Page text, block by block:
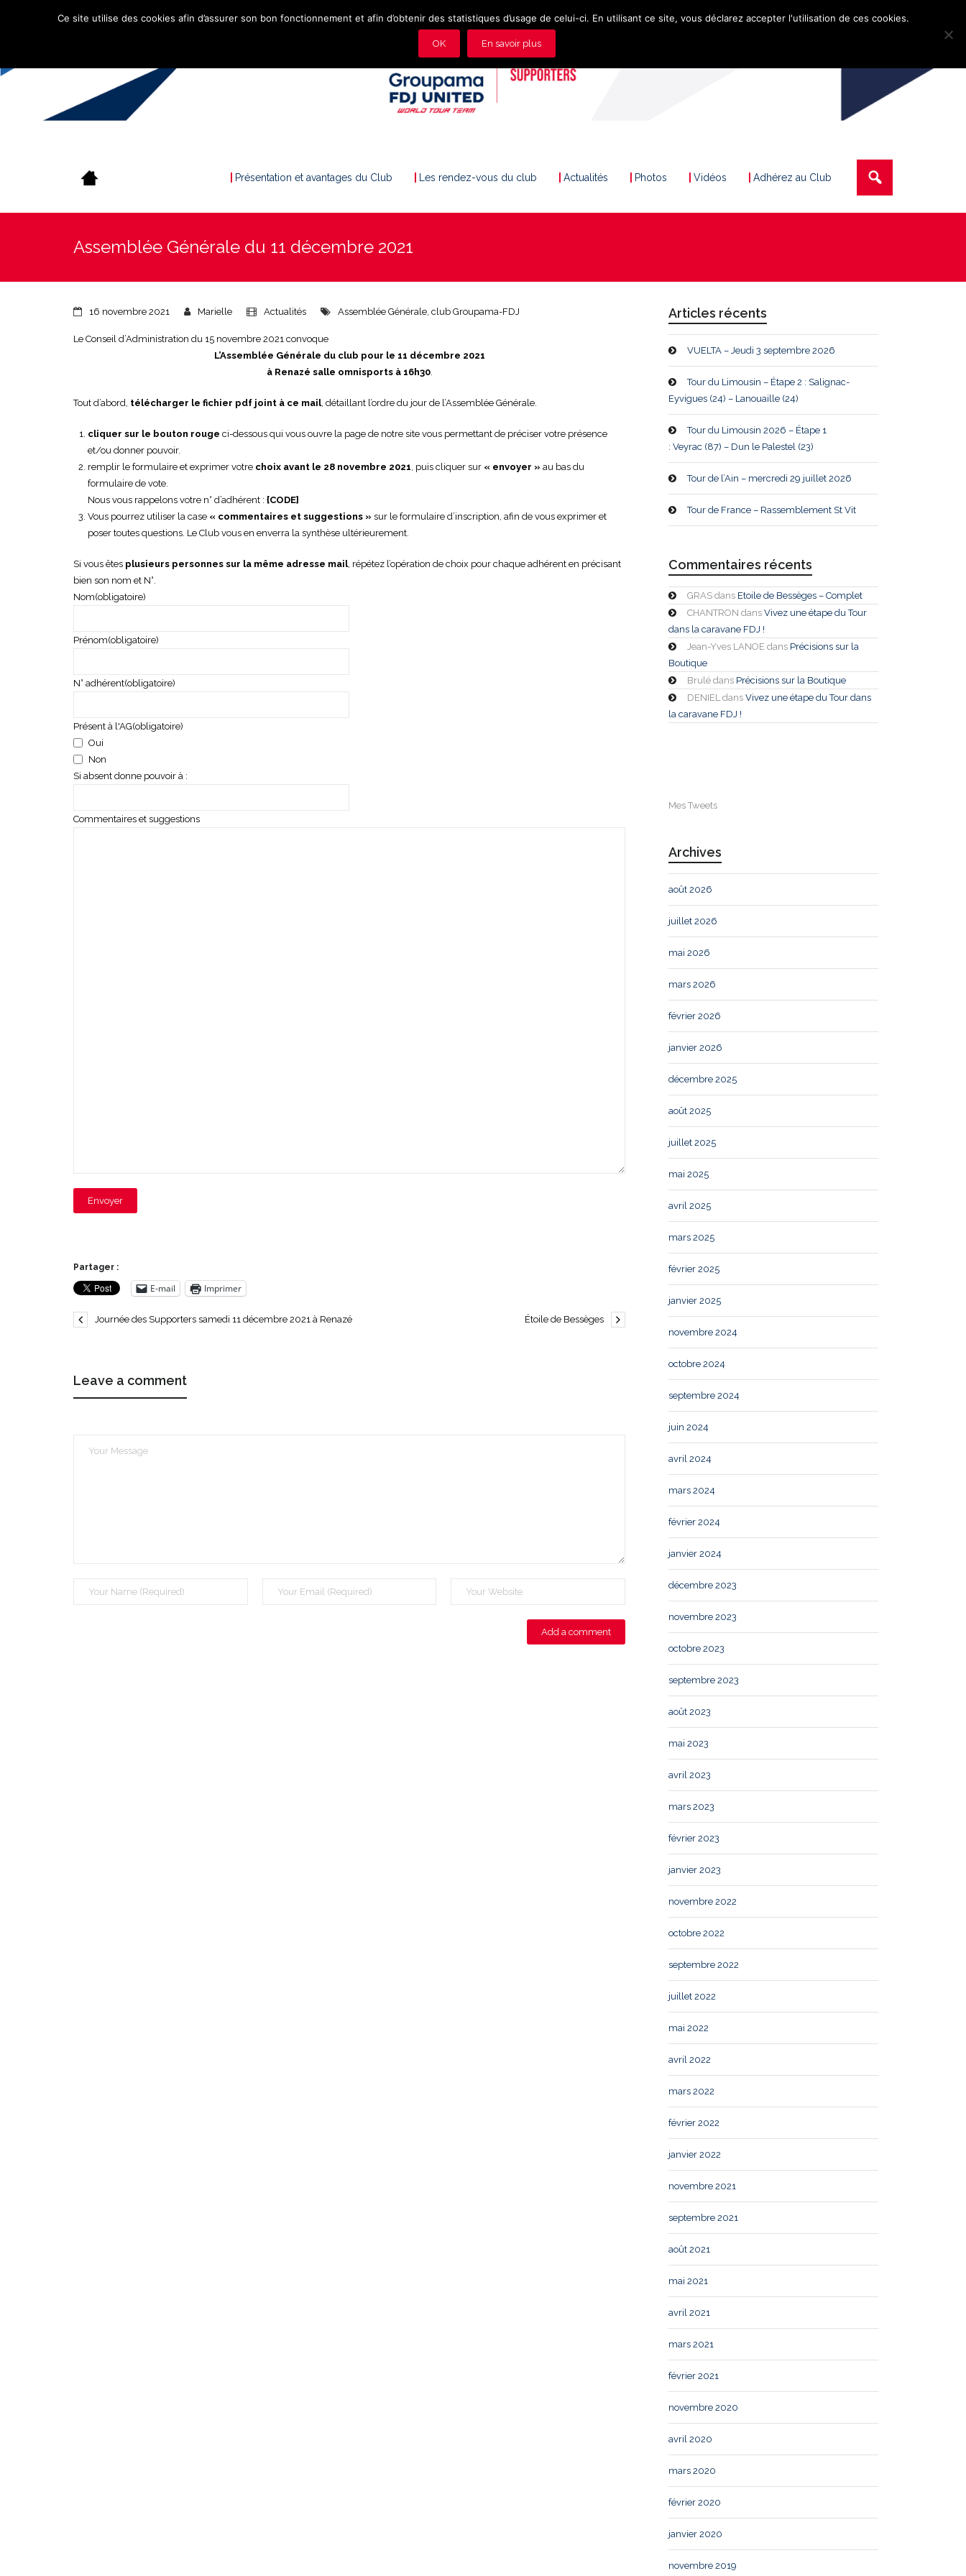
Présentation et avantages du Club Les rendez-vous du club Actualités Photos Vidéos Adhérez au Club
Assemblée Générale du 11 décembre 2021
16 novembre 2021 Marielle Actualités Assemblée Générale club Groupama-FDJ
Le Conseil d’Administration du 15 novembre 2021 convoque
L’Assemblée Générale du club pour le 11 décembre 2021
à Renazé salle omnisports à 16h30.
Tout d’abord, télécharger le fichier pdf joint à ce mail, détaillant l’ordre du jour de l’Assemblée Générale.
cliquer sur le bouton rouge ci-dessous qui vous ouvre la page de notre site vous permettant de préciser votre présence
et/ou donner pouvoir.
remplir le formulaire et exprimer votre choix avant le 28 novembre 2021 , puis cliquer sur « envoyer » au bas du
formulaire de vote.
Nous vous rappelons votre n° d’adhérent : {CODE}
Vous pourrez utiliser la case « commentaires et suggestions » sur le formulaire d’inscription, afin de vous exprimer et
poser toutes questions. Le Club vous en enverra la synthèse ultérieurement.
Si vous êtes plusieurs personnes sur la même adresse mail, répétez l’opération de choix pour chaque adhérent en précisant
bien son nom et N°.
Nom(obligatoire)
Prénom(obligatoire)
N° adhérent(obligatoire)
Présent à l'AG(obligatoire)
Oui
Non
Si absent donne pouvoir à :
Commentaires et suggestions
Envoyer
Partager :
E-mail Imprimer
Journée des Supporters samedi 11 décembre 2021 à Renazé Étoile de Bessèges
Leave a comment
Articles récents
VUELTA – Jeudi 3 septembre 2026
Tour du Limousin – Étape 2 : Salignac-
Eyvigues (24) – Lanouaille (24)
Tour du Limousin 2026 – Étape 1
: Veyrac (87) – Dun le Palestel (23)
Tour de l’Ain – mercredi 29 juillet 2026
Tour de France – Rassemblement St Vit
Commentaires récents
GRAS dans Etoile de Bessèges – Complet
CHANTRON dans Vivez une étape du Tour
dans la caravane FDJ !
Jean-Yves LANOE dans Précisions sur la
Boutique
Brulé dans Précisions sur la Boutique
DENIEL dans Vivez une étape du Tour dans
la caravane FDJ !
Mes Tweets
Archives
août 2026
juillet 2026
mai 2026
mars 2026
février 2026
janvier 2026
décembre 2025
août 2025
juillet 2025
mai 2025
avril 2025
mars 2025
février 2025
janvier 2025
novembre 2024
octobre 2024
septembre 2024
juin 2024
avril 2024
mars 2024
février 2024
janvier 2024
décembre 2023
novembre 2023
octobre 2023
septembre 2023
août 2023
mai 2023
avril 2023
mars 2023
février 2023
janvier 2023
novembre 2022
octobre 2022
septembre 2022
juillet 2022
mai 2022
avril 2022
mars 2022
février 2022
janvier 2022
novembre 2021
septembre 2021
août 2021
mai 2021
avril 2021
mars 2021
février 2021
novembre 2020
avril 2020
mars 2020
février 2020
janvier 2020
novembre 2019
Ce site utilise des cookies afin d’assurer son bon fonctionnement et afin d’obtenir des statistiques d’usage de celui-ci. En utilisant ce site, vous déclarez accepter l'utilisation de ces cookies.
OK En savoir plus